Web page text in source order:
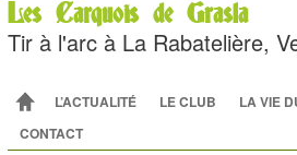
Les Carquois de Grasla
Tir à l'arc à La Rabatelière,
Menu principal
ALLER AU CONTENU PRINCIPAL
ALLER AU CONTENU SECONDAIRE
L’ACTUALITÉ LE CLUB
LA VIE
CONTACT